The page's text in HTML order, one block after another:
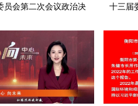
员会第二次会议政治决
十三届